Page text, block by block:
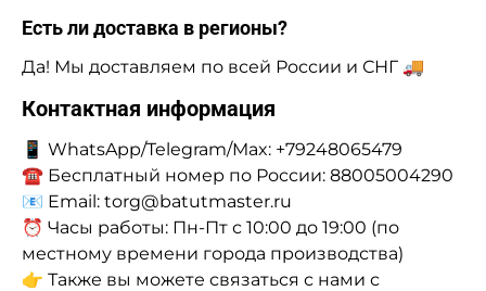
Есть ли доставка в регионы?
Да! Мы доставляем по всей России и СНГ 🚚
Контактная информация
📱 WhatsApp/Telegram/Max: +79248065479
☎️ Бесплатный номер по России: 88005004290
📧 Email: torg@batutmaster.ru
⏰ Часы работы: Пн-Пт с 10:00 до 19:00 (по
местному времени города производства)
👉 Также вы можете связаться с нами с